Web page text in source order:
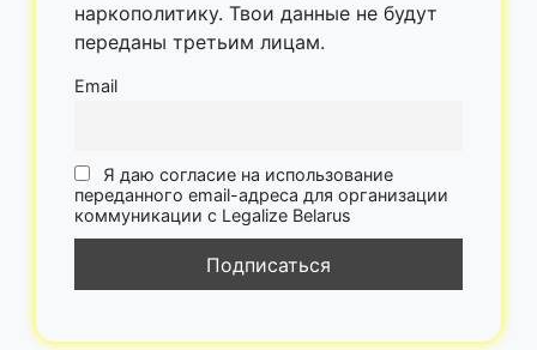
наркополитику. Твои данные не будут
переданы третьим лицам.
Email
Я даю согласие на использование
переданного email-адреса для организации
коммуникации с Legalize Belarus